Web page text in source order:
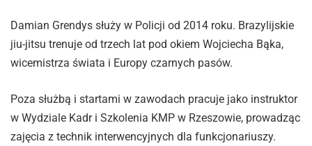
Damian Grendys służy w Policji od 2014 roku. Brazylijskie
jiu-jitsu trenuje od trzech lat pod okiem Wojciecha Bąka,
wicemistrza świata i Europy czarnych pasów.
Poza służbą i startami w zawodach pracuje jako instruktor
w Wydziale Kadr i Szkolenia KMP w Rzeszowie, prowadząc
zajęcia z technik interwencyjnych dla funkcjonariuszy.